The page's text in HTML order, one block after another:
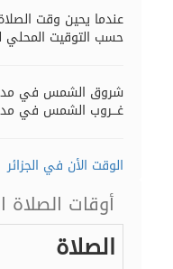
عندما يحين وقت
حسب التوقيت المحلي
شروق الشمس في
غـــروب الشمس في
الوقت الأن في الجزائر
أوقات
الصلاة